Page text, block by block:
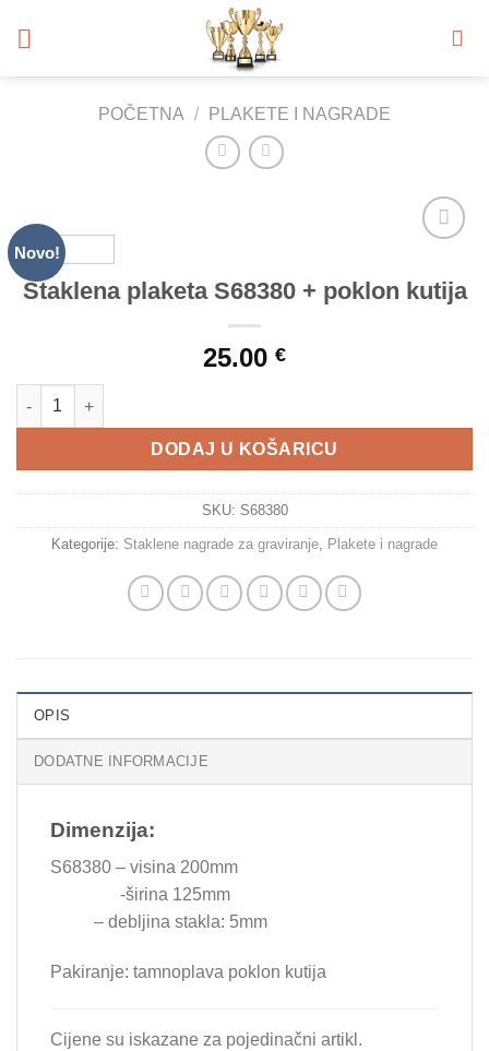
POČETNA / PLAKETE I NAGRADE
Novo!
Wishlist
Staklena plaketa S68380 + poklon kutija
25.00 €
Staklena plaketa S68380 + poklon kutija količina
DODAJ U KOŠARICU
SKU: S68380
Kategorije: Staklene nagrade za graviranje Plakete i nagrade
OPIS
DODATNE INFORMACIJE
Dimenzija:
S68380 – visina 200mm
-širina 125mm
– debljina stakla: 5mm
Pakiranje: tamnoplava poklon kutija
Cijene su iskazane za pojedinačni artikl.